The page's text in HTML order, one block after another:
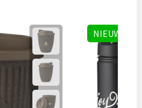
NIEUW